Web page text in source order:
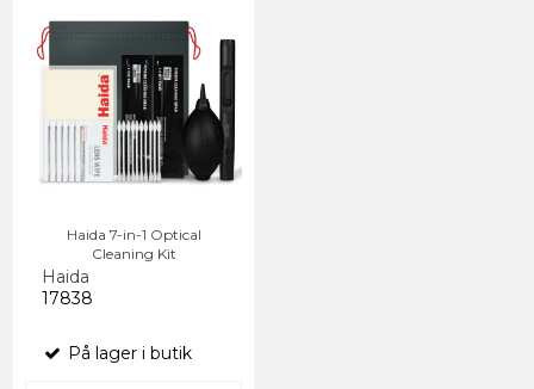
Haida 7-in-1 Optical
Cleaning Kit
Haida
17838
På lager i butik